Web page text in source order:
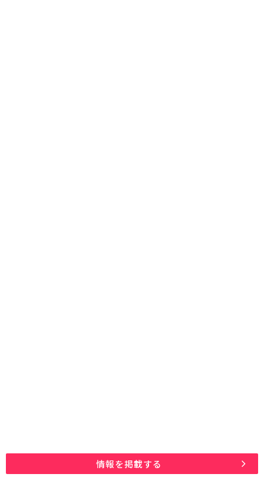
情報を掲載する